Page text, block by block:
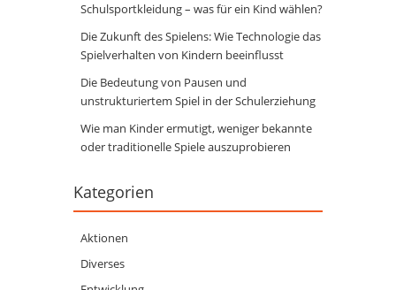
Schulsportkleidung – was für ein Kind wählen?
Die Zukunft des Spielens: Wie Technologie das
Spielverhalten von Kindern beeinflusst
Die Bedeutung von Pausen und
unstrukturiertem Spiel in der Schulerziehung
Wie man Kinder ermutigt, weniger bekannte
oder traditionelle Spiele auszuprobieren
Kategorien
Aktionen
Diverses